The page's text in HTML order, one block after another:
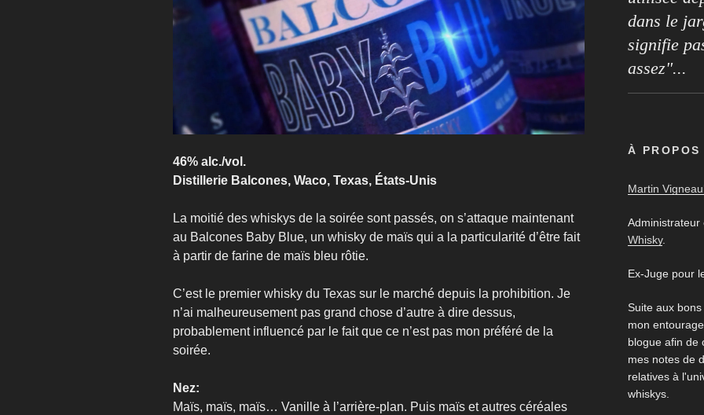
46% alc./vol.
Distillerie Balcones, Waco, Texas, États-Unis
La moitié des whiskys de la soirée sont passés, on s’attaque maintenant
au Balcones Baby Blue, un whisky de maïs qui a la particularité d’être fait
à partir de farine de maïs bleu rôtie.
C’est le premier whisky du Texas sur le marché depuis la prohibition. Je
n’ai malheureusement pas grand chose d’autre à dire dessus,
probablement influencé par le fait que ce n’est pas mon préféré de la
soirée.
Nez:
Maïs, maïs, maïs… Vanille à l’arrière-plan. Puis maïs et autres céréales
dans le
signifie
assez"...
À PROPOS
Martin
Whisky.
Ex-Juge pour
Suite aux
mon
blogue afin de
mes notes de
relatives à
whiskys.